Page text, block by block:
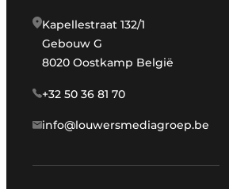
Kapellestraat 132/1
Gebouw G
8020 Oostkamp België
+32 50 36 81 70
info@louwersmediagroep.be